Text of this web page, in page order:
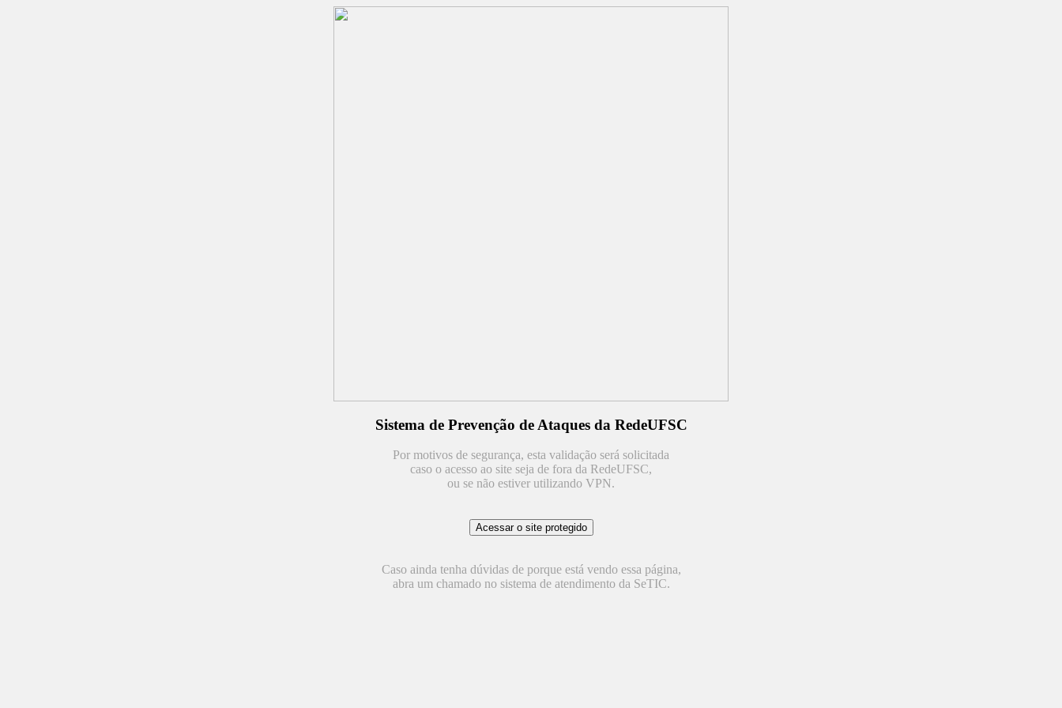
Sistema de Prevenção de Ataques da RedeUFSC
Por motivos de segurança, esta validação será solicitada
caso o acesso ao site seja de fora da RedeUFSC,
ou se não estiver utilizando VPN.
Caso ainda tenha dúvidas de porque está vendo essa página,
abra um chamado no sistema de atendimento da SeTIC.